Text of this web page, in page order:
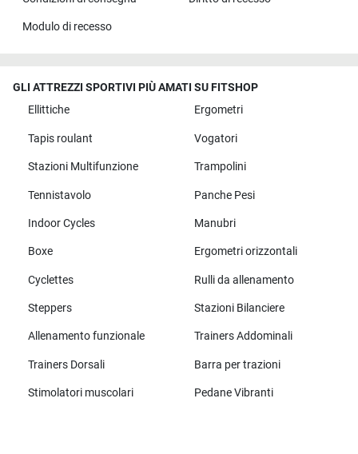
Modulo di recesso
GLI ATTREZZI SPORTIVI PIÙ AMATI SU FITSHOP
Ellittiche
Ergometri
Tapis roulant Vogatori
Stazioni Multifunzione Trampolini
Tennistavolo Panche Pesi
Indoor Cycles Manubri
Boxe Ergometri orizzontali
Cyclettes Rulli da allenamento
Steppers Stazioni Bilanciere
Allenamento funzionale Trainers Addominali
Trainers Dorsali Barra per trazioni
Stimolatori muscolari Pedane Vibranti